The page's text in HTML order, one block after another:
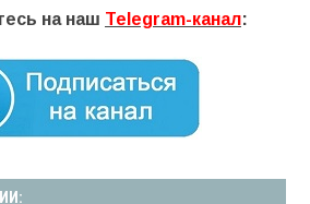
на наш Telegram-канал: